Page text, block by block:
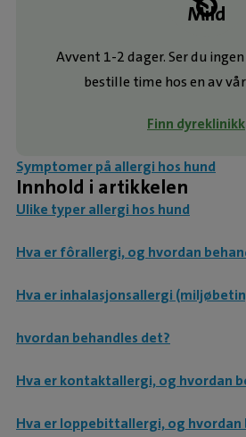
Mild
Avvent 1-2 dager. Ser du
bestille time hos en av
Finn dyreklinikk
Innhold i artikkelen
Symptomer på allergi hos hund
Ulike typer allergi hos hund
Hva er fôrallergi, og hvordan
Hva er inhalasjonsallergi
hvordan behandles det?
Hva er kontaktallergi, og hvordan
Hva er loppebittallergi, og hvordan